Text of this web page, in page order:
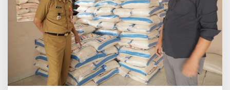
P
a
s
t
k
S
t